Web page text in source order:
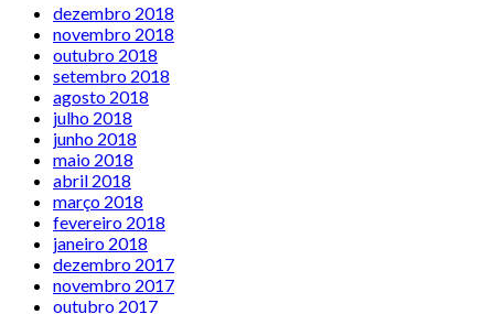
dezembro 2018
novembro 2018
outubro 2018
setembro 2018
agosto 2018
julho 2018
junho 2018
maio 2018
abril 2018
março 2018
fevereiro 2018
janeiro 2018
dezembro 2017
novembro 2017
outubro 2017